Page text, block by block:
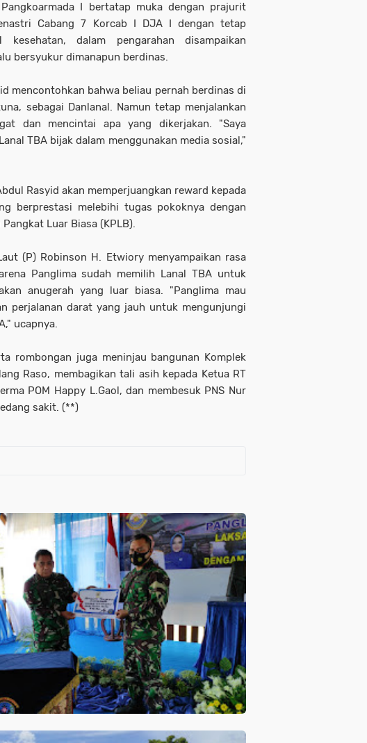
I bertatap muka dengan prajurit
Cabang 7 Korcab I DJA I dengan tetap
kesehatan, dalam pengarahan disampaikan
bersyukur dimanapun berdinas.
mencontohkan bahwa beliau pernah berdinas di
sebagai Danlanal. Namun tetap menjalankan
dan mencintai apa yang dikerjakan. "Saya
TBA bijak dalam menggunakan media sosial,"
Rasyid akan memperjuangkan reward kepada
berprestasi melebihi tugas pokoknya dengan
Luar Biasa (KPLB).
(P) Robinson H. Etwiory menyampaikan rasa
Panglima sudah memilih Lanal TBA untuk
anugerah yang luar biasa. "Panglima mau
perjalanan darat yang jauh untuk mengunjungi
ucapnya.
rombongan juga meninjau bangunan Komplek
Raso, membagikan tali asih kepada Ketua RT
POM Happy L.Gaol, dan membesuk PNS Nur
sakit. (**)